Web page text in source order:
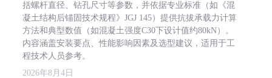
括螺杆直径、钻孔尺寸等参数，并依据专业标准（如《混
凝土结构后锚固技术规程》JGJ 145）提供抗拔承载力计算
方法和典型数值（如混凝土强度C30下设计值约80kN）。
内容涵盖安装要点、性能影响因素及选型建议，适用于工
程技术人员参考。
2026年8月4日